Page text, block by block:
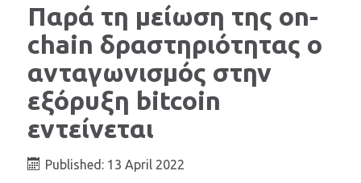
Παρά τη μείωση της on-
chain δραστηριότητας ο
ανταγωνισμός στην
εξόρυξη bitcoin
εντείνεται
Published: 13 April 2022